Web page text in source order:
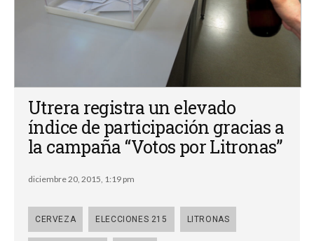
Utrera registra un elevado
índice de participación gracias a
la campaña “Votos por Litronas”
diciembre 20, 2015, 1:19 pm
CERVEZA ELECCIONES 215 LITRONAS